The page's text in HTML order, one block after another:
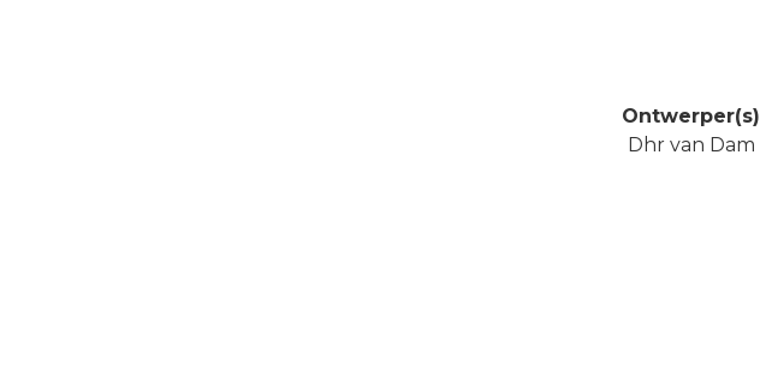
Ontwerper(s)
Dhr van Dam